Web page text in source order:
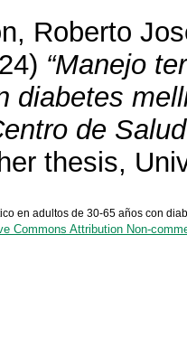
Roberto
“Manejo
diabetes
de
thesis,
en adultos de 30-65 años con
Commons Attribution Non-